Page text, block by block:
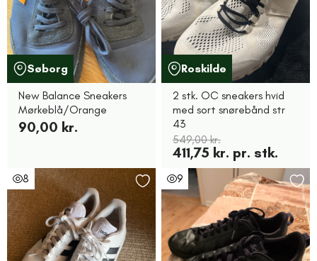
Søborg
New Balance Sneakers
Mørkeblå/Orange
90,00 kr.
Roskilde
2 stk. OC sneakers hvid
med sort snørebånd str
43
549,00 kr.
411,75 kr. pr. stk.
8 9